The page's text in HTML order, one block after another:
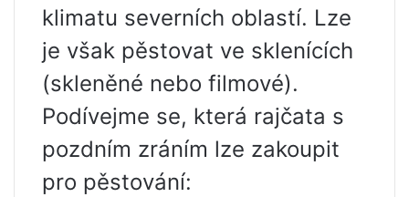
klimatu severních oblastí. Lze
je však pěstovat ve sklenících
(skleněné nebo filmové).
Podívejme se, která rajčata s
pozdním zráním lze zakoupit
pro pěstování: